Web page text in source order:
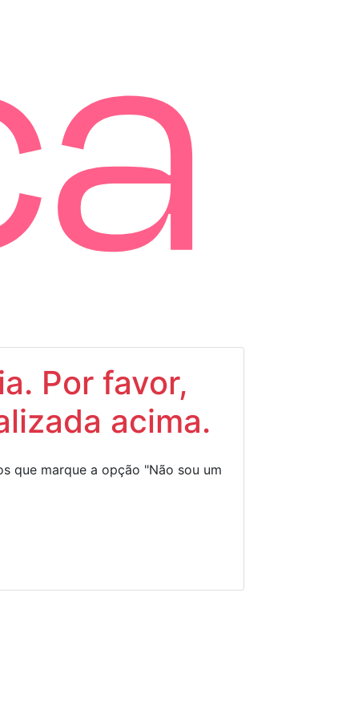
Por favor,
acima.
que marque a opção "Não sou um